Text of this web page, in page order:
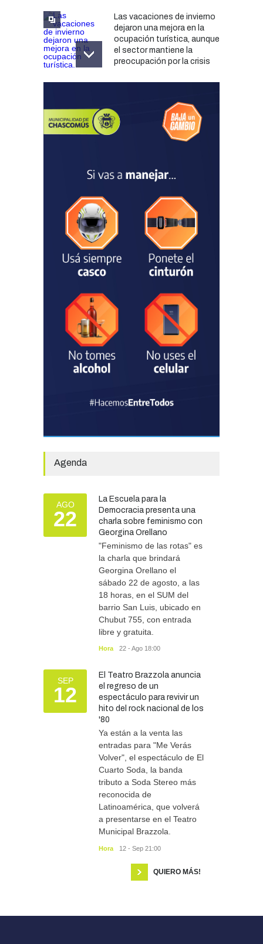
Las vacaciones de invierno
dejaron una mejora en la
ocupación turística, aunque
el sector mantiene la
preocupación por la crisis
Chascomús incorporó una
prevención ante eventos
SEGURIDAD 31/07/2026
La Escuela Normal tendrá
calefacción para el reinicio
de las clases tras una obra
de emergencia financiada
por la Municipalidad
Avanza el proceso
licitatorio para las obras de
infraestructura en las
escuelas Técnica N° 1 y
Tras las intensas lluvias, se
refuerzan las tareas de
asistencia y prevención
SEGURIDAD 06/08/2026
Agenda
AGO
22
La Escuela para la
Democracia presenta una
charla sobre feminismo con
Georgina Orellano
"Feminismo de las rotas" es
la charla que brindará
Georgina Orellano el
sábado 22 de agosto, a las
18 horas, en el SUM del
barrio San Luis, ubicado en
Chubut 755, con entrada
libre y gratuita.
Hora 22 - Ago 18:00
SEP
12
El Teatro Brazzola anuncia
el regreso de un
espectáculo para revivir un
hito del rock nacional de los
'80
Ya están a la venta las
entradas para "Me Verás
Volver", el espectáculo de El
Cuarto Soda, la banda
tributo a Soda Stereo más
reconocida de
Latinoamérica, que volverá
a presentarse en el Teatro
Municipal Brazzola.
Hora 12 - Sep 21:00
QUIERO MÁS!